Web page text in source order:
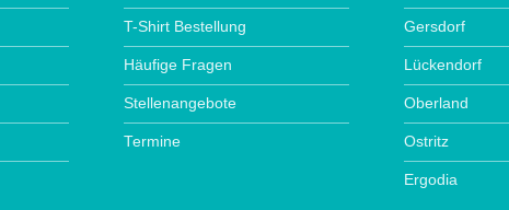
T-Shirt Bestellung
Häufige Fragen
Stellenangebote
Termine
Gersdorf
Lückendorf
Oberland
Ostritz
Ergodia